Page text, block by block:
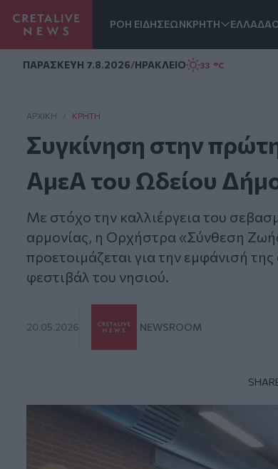
ΡΟΗ ΕΙΔΗΣΕΩΝΚΡΗΤΗ ΕΛΛΑΔΑ
ΠΑΡΑΣΚΕΥΗ 7.8.2026/ΗΡΑΚΛΕΙΟ 33 °C
ΑΡΧΙΚΗ / ΚΡΉΤΗ
Συγκίνηση στην
ΑμεΑ του Ωδείου
Με στόχο την καλλιέργεια του
αρμονίας, η Ορχήστρα «Σύνθεση
προετοιμάζεται για την εμφάνισή
φεστιβάλ του νησιού.
20.05.2026 NEWSROOM